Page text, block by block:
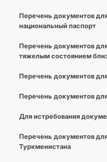
Перечень документов
национальный паспорт
Перечень документов
тяжелым состоянием
Перечень документов
Перечень документов
Для истребования
Перечень документов
Туркменистана